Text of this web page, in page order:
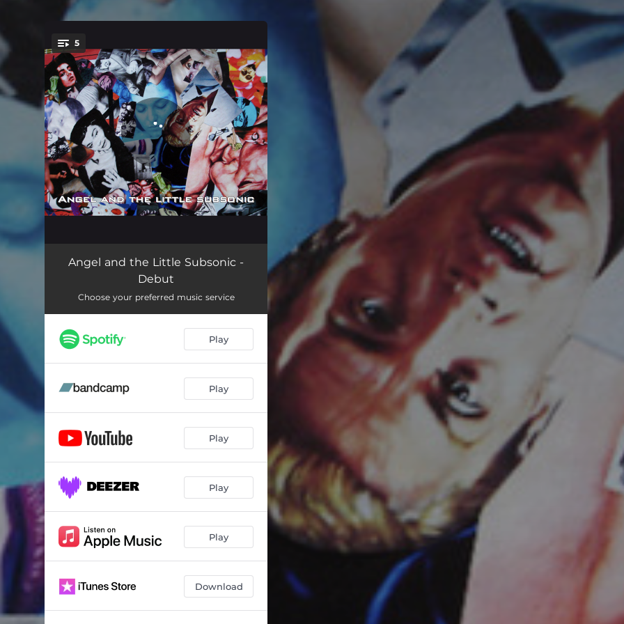
You're all set!
5
Pour madame 01:53
Les bétises jalouses
Déchiffrez le code 04:15
Percer les murs
Angel and the Little Subsonic -
Debut
Choose your preferred music service
Play
Play
Play
Play
Play
Download